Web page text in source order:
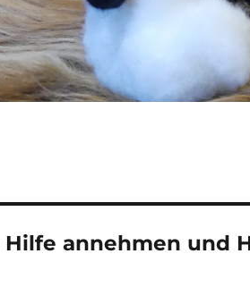
Hilfe annehmen und